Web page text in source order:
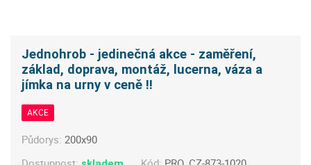
Jednohrob - jedinečná akce - zaměření,
základ, doprava, montáž, lucerna, váza a
jímka na urny v ceně !!
AKCE
Půdorys:200x90